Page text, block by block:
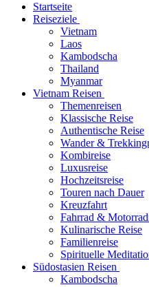
Startseite
Reiseziele
Vietnam
Laos
Kambodscha
Thailand
Myanmar
Vietnam Reisen
Themenreisen
Klassische Reise
Authentische Reise
Wander &
Kombireise
Luxusreise
Hochzeitsreise
Touren nach Dauer
Kreuzfahrt
Fahrrad &
Kulinarische Reise
Familienreise
Spirituelle
Südostasien Reisen
Kambodscha